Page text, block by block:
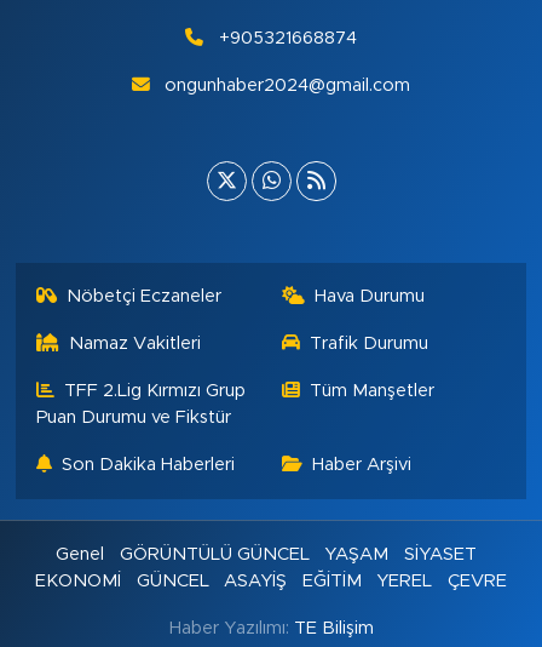
+905321668874
ongunhaber2024@gmail.com
Nöbetçi Eczaneler Hava Durumu
Namaz Vakitleri Trafik Durumu
TFF 2.Lig Kırmızı Grup
Puan Durumu ve Fikstür
Tüm Manşetler
Son Dakika Haberleri Haber Arşivi
Genel GÖRÜNTÜLÜ GÜNCEL YAŞAM
SİYASET
EKONOMİ
GÜNCEL ASAYİŞ EĞİTİM YEREL ÇEVRE
Haber Yazılımı: TE Bilişim